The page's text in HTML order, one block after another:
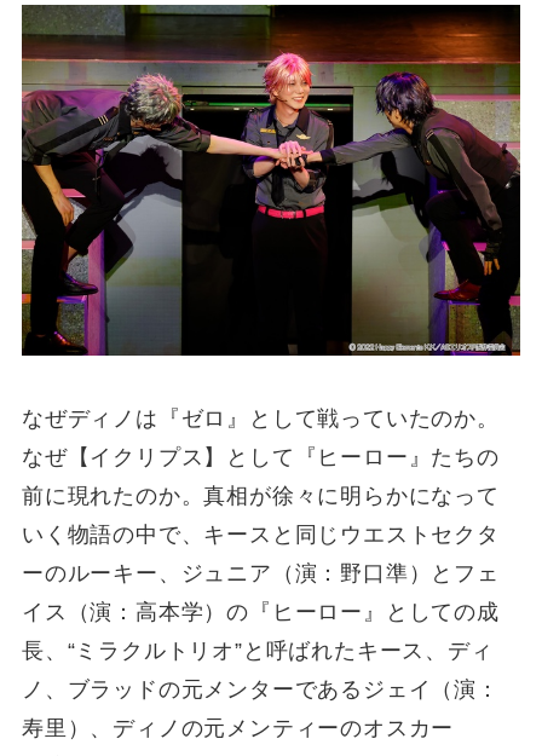
なぜディノは『ゼロ』として戦っていたのか。
なぜ【イクリプス】として『ヒーロー』たちの
前に現れたのか。真相が徐々に明らかになって
いく物語の中で、キースと同じウエストセクタ
ーのルーキー、ジュニア（演：野口準）とフェ
イス（演：高本学）の『ヒーロー』としての成
長、“ミラクルトリオ”と呼ばれたキース、ディ
ノ、ブラッドの元メンターであるジェイ（演：
寿里）、ディノの元メンティーのオスカー